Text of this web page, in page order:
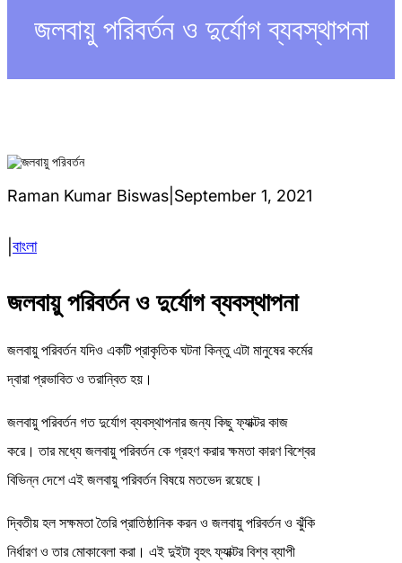
জলবায়ু পরিবর্তন ও দুর্যোগ ব্যবস্থাপনা
Raman Kumar Biswas September 1, 2021
বাংলা
জলবায়ু পরিবর্তন ও দুর্যোগ ব্যবস্থাপনা
জলবায়ু পরিবর্তন যদিও একটি প্রাকৃতিক ঘটনা কিন্তু এটা মানুষের কর্মের
দ্বারা প্রভাবিত ও তরান্বিত হয়।
জলবায়ু পরিবর্তন গত দুর্যোগ ব্যবস্থাপনার জন্য কিছু ফ্যাক্টর কাজ
করে। তার মধ্যে জলবায়ু পরিবর্তন কে গ্রহণ করার ক্ষমতা কারণ বিশ্বের
বিভিন্ন দেশে এই জলবায়ু পরিবর্তন বিষয়ে মতভেদ রয়েছে।
দ্বিতীয় হল সক্ষমতা তৈরি প্রাতিষ্ঠানিক করন ও জলবায়ু পরিবর্তন ও ঝুঁকি
নির্ধারণ ও তার মোকাবেলা করা। এই দুইটা বৃহৎ ফ্যাক্টর বিশ্ব ব্যাপী